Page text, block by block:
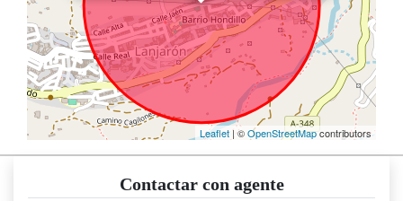
Leaflet| ©OpenStreetMapcontributors
Contactar con agente